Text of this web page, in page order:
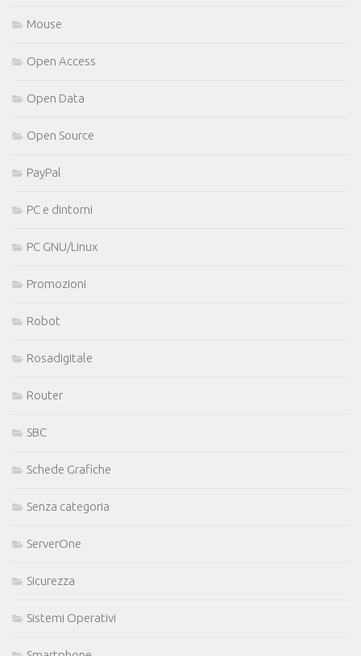
Mouse
Open Access
Open Data
Open Source
PayPal
PC e dintorni
PC GNU/Linux
Promozioni
Robot
Rosadigitale
Router
SBC
Schede Grafiche
Senza categoria
ServerOne
Sicurezza
Sistemi Operativi